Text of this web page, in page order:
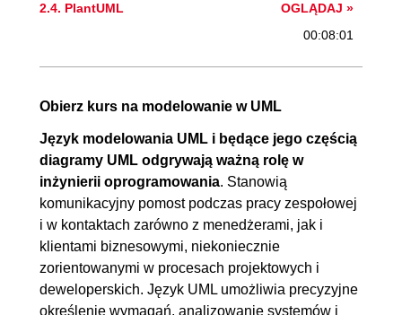
2.4. PlantUML
OGLĄDAJ »
00:08:01
3. Diagram przypadków użycia 00:39:38
3.1. Diagram przypadków
3.2. Diagram przypadków
użycia- przykład
00:05:53
3.3. Diagram przypadków
00:13:20
4. Diagram klas 00:43:10
4.1. Diagram klas - teoria
00:19:35
Obierz kurs na modelowanie w UML
Język modelowania UML i będące jego częścią
diagramy UML odgrywają ważną rolę w
inżynierii oprogramowania. Stanowią
komunikacyjny pomost podczas pracy zespołowej
i w kontaktach zarówno z menedżerami, jak i
klientami biznesowymi, niekoniecznie
zorientowanymi w procesach projektowych i
deweloperskich. Język UML umożliwia precyzyjne
określenie wymagań, analizowanie systemów i